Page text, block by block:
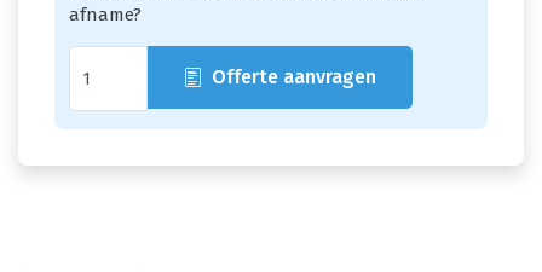
afname?
Offerte aanvragen